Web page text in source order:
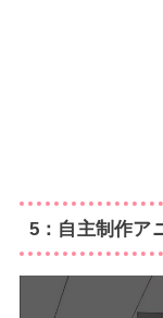
5：自主制作ア